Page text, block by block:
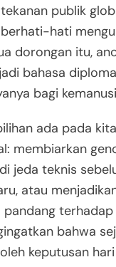
publik
hati
dorongan itu,
bahasa
bagi
ada pada
membiarkan
jeda teknis
atau
terhadap
bahwa
keputusan